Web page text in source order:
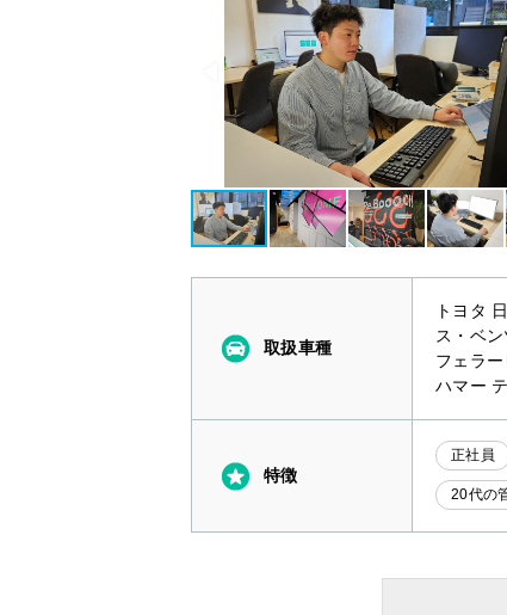
取扱車種
トヨタ
ス・ベ
フェラ
ハマー
特徴
正社員
20代の